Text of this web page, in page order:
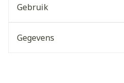
Gebruik
Gegevens